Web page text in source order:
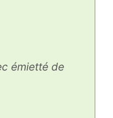
émietté de